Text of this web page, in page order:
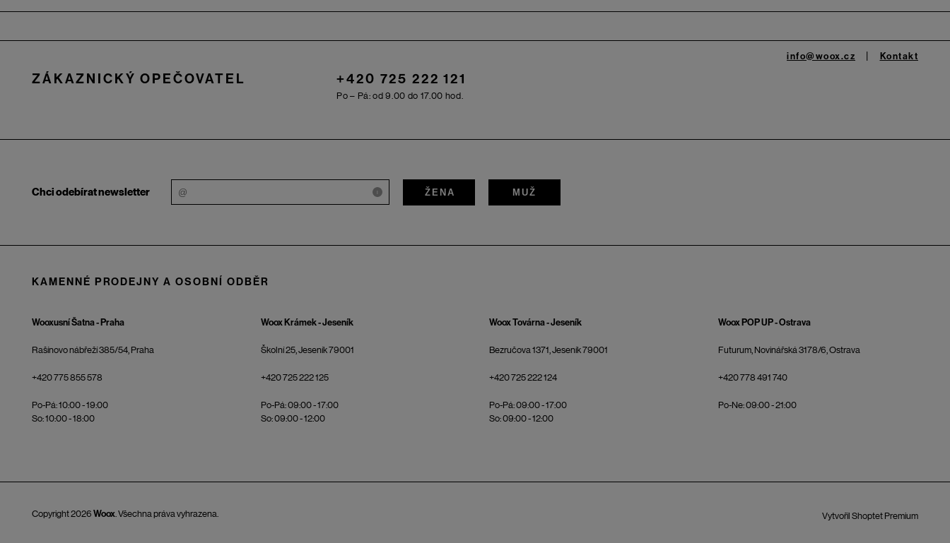
ZÁKAZNICKÝ OPEČOVATEL +420 725 222 121
Po – Pá: od 9.00 do 17.00 hod.
info@woox.cz Kontakt
Chci odebírat newsletter i ŽENA MUŽ
KAMENNÉ PRODEJNY A OSOBNÍ ODBĚR
Wooxusní Šatna - Praha
Rašínovo nábřeží 385/54, Praha
+420 775 855 578
Po-Pá: 10:00 - 19:00
So: 10:00 - 18:00
Woox Krámek - Jeseník
Školní 25, Jeseník 79001
+420 725 222 125
Po-Pá: 09:00 - 17:00
So: 09:00 - 12:00
Woox Továrna - Jeseník
Bezručova 1371, Jeseník 79001
+420 725 222 124
Po-Pá: 09:00 - 17:00
So: 09:00 - 12:00
Woox POP UP - Ostrava
Futurum, Novinářská 3178/6, Ostrava
+420 778 491 740
Po-Ne: 09:00 - 21:00
Vytvořil Shoptet Premium
Copyright 2026 Woox. Všechna práva vyhrazena.